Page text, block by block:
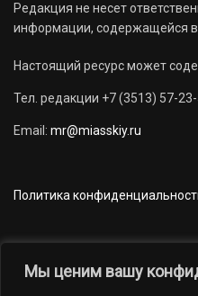
Мы ценим вашу
Редакция не несет
информации, содержащейся
Настоящий ресурс может
Тел. редакции +7 (3513) 57-
Email: mr@miasskiy.ru
Политика